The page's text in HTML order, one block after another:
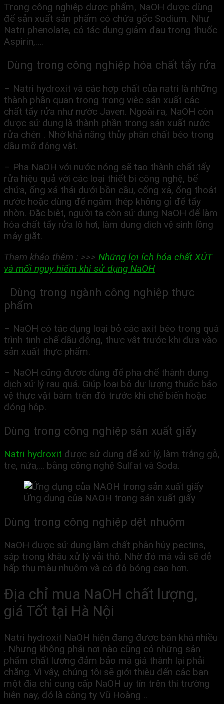
Trong công nghiệp dược phẩm, NaOH được dùng
để sản xuất sản phẩm có chứa gốc Sodium. Như
Natri phenolate, có tác dụng giảm đau trong thuốc
Aspirin,….
Dùng trong công nghiệp hóa chất tẩy rửa
– Natri hydroxit và các hợp chất của natri là những
thành phần quan trọng trong việc sản xuất các
chất tẩy rửa như nước Javen. Ngoài ra, NaOH còn
được sử dụng là thành phần trong sản xuất nước
rửa chén . Nhờ khả năng thủy phân chất béo trong
dầu mỡ động vật.
– Pha NaOH với nước nóng sẽ tạo thành chất tẩy
rửa hiệu quả với các loại thiết bị công nghệ, bể
chứa, ống xả thải dưới bồn cầu, cống xả, ống thoát
nước hoặc dùng để ngâm thép không gỉ để tẩy
nhờn. Đặc biệt, người ta còn sử dụng NaOH để làm
hóa chất tẩy rửa lò hơi, làm dung dịch vệ sinh lồng
máy giặt.
Tham khảo thêm : >>> Những lợi ích hóa chất XÚT
và mối nguy hiểm khi sử dụng NaOH
Dùng trong ngành công nghiệp thực
phẩm
– NaOH có tác dụng loại bỏ các axit béo trong quá
trình tinh chế dầu động, thực vật trước khi đưa vào
sản xuất thực phẩm.
– NaOH cũng được dùng để pha chế thành dung
dịch xử lý rau quả. Giúp loại bỏ dư lượng thuốc bảo
vệ thực vật bám trên đó trước khi chế biến hoặc
đóng hộp.
Dùng trong công nghiệp sản xuất giấy
Natri hydroxit được sử dụng để xử lý, làm trắng gỗ,
tre, nứa,… bằng công nghệ Sulfat và Soda.
Ứng dụng của NAOH trong sản xuất giấy
Dùng trong công nghiệp dệt nhuộm
NaOH được sử dụng làm chất phân hủy pectins,
sáp trong khâu xử lý vải thô. Nhờ đó mà vải sẽ dễ
hấp thụ màu nhuộm và có độ bóng cao hơn.
Địa chỉ mua NaOH chất lượng,
giá Tốt tại Hà Nội
Natri hydroxit NaOH hiện đang được bán khá nhiều
. Nhưng không phải nơi nào cũng có những sản
phẩm chất lượng đảm bảo mà giá thành lại phải
chăng. Vì vậy, chúng tôi sẽ giới thiệu đến các bạn
một địa chỉ cung cấp NaOH uy tín trên thị trường
hiện nay, đó là công ty Vũ Hoàng ..